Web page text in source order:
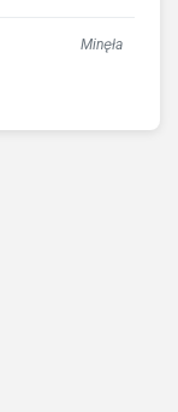
Minęła